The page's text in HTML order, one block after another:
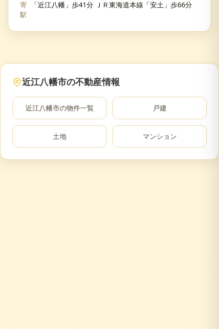
寄
駅
「近江八幡」歩41分 ＪＲ東海道本線「安土」歩66分
近江八幡市の不動産情報
近江八幡市の物件一覧 戸建
土地 マンション